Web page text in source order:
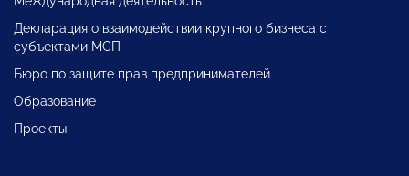
Декларация о взаимодействии крупного бизнеса с
субъектами МСП
Бюро по защите прав предпринимателей
Образование
Проекты